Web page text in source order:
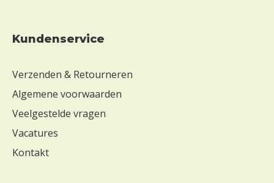
Kundenservice
Verzenden & Retourneren
Algemene voorwaarden
Veelgestelde vragen
Vacatures
Kontakt